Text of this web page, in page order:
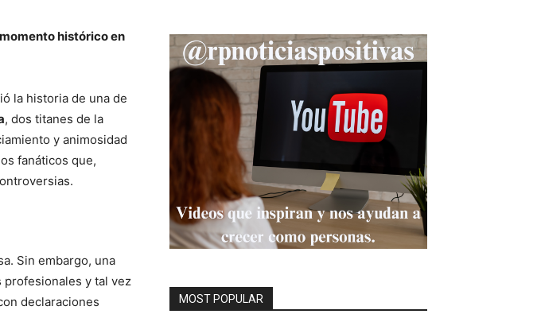
histórico en
la historia de una de
, dos titanes de la
y animosidad
fanáticos que,
Sin embargo, una
profesionales y tal vez
declaraciones
MOST POPULAR